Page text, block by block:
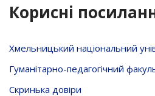
Корисні
Хмельницький національний
Гуманітарно-педагогічний
Скринька довiри